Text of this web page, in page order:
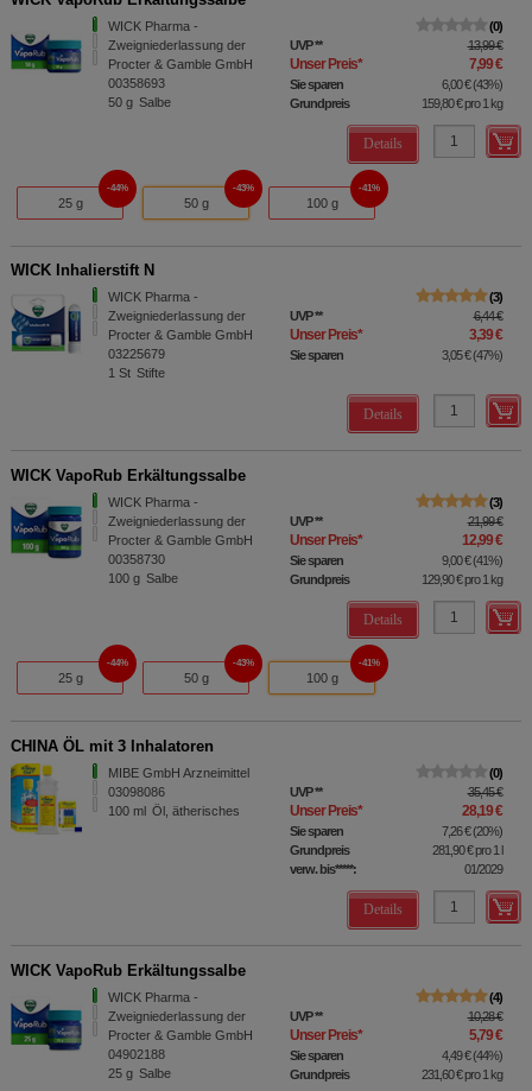
WICK Pharma -
Zweigniederlassung der
Procter & Gamble GmbH
00358693
50 g Salbe
0
UVP** 13,99 €
Unser Preis* 7,99 €
Sie sparen 6,00 €(43%)
Grundpreis
159,80 €pro 1 kg
Details
25 g
44%
50 g
43%
100 g
41%
WICK Inhalierstift N
WICK Pharma -
Zweigniederlassung der
Procter & Gamble GmbH
03225679
1 St Stifte
3
UVP** 6,44 €
Unser Preis* 3,39 €
Sie sparen 3,05 €(47%)
Details
WICK VapoRub Erkältungssalbe
WICK Pharma -
Zweigniederlassung der
Procter & Gamble GmbH
00358730
100 g Salbe
3
UVP** 21,99 €
Unser Preis* 12,99 €
Sie sparen 9,00 €(41%)
Grundpreis
129,90 €pro 1 kg
Details
25 g
44%
50 g
43%
100 g
41%
CHINA ÖL mit 3 Inhalatoren
MIBE GmbH Arzneimittel
03098086
100 ml Öl, ätherisches
0
UVP** 35,45 €
Unser Preis* 28,19 €
Sie sparen 7,26 €(20%)
Grundpreis
281,90 €pro 1 l
verw. bis*****:
01/2029
Details
WICK VapoRub Erkältungssalbe
WICK Pharma -
Zweigniederlassung der
Procter & Gamble GmbH
04902188
25 g Salbe
4
UVP** 10,28 €
Unser Preis* 5,79 €
Sie sparen 4,49 €(44%)
Grundpreis
231,60 €pro 1 kg